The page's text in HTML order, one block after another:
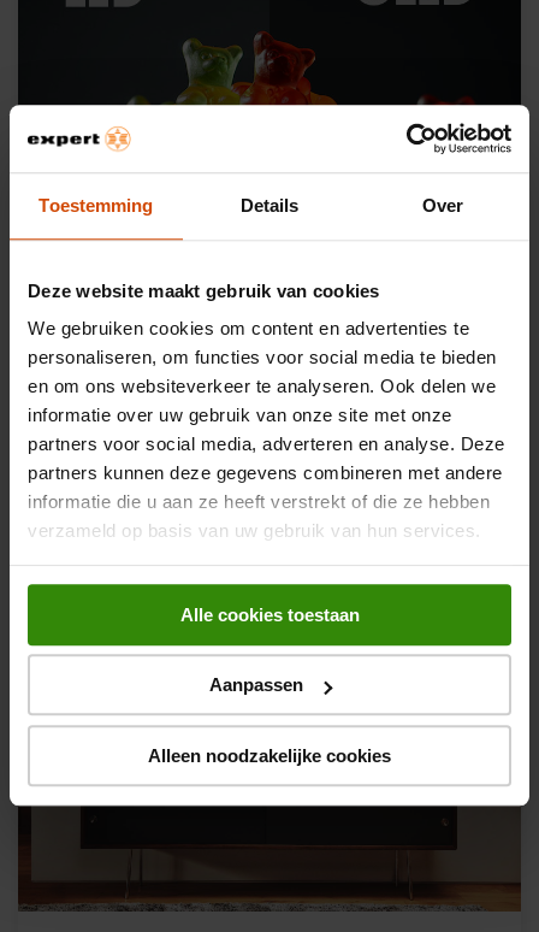
Toestemming Details Over
Deze website maakt gebruik van cookies
We gebruiken cookies om content en advertenties te
personaliseren, om functies voor social media te bieden
en om ons websiteverkeer te analyseren. Ook delen we
informatie over uw gebruik van onze site met onze
partners voor social media, adverteren en analyse. Deze
partners kunnen deze gegevens combineren met andere
informatie die u aan ze heeft verstrekt of die ze hebben
verzameld op basis van uw gebruik van hun services.
Alle cookies toestaan
Aanpassen
Alleen noodzakelijke cookies
Verschil in contrast
Meer contrast dan dat je gewend bent, met OLED leven
diep zwart en intens wit gewoon naast elkaar. Het
voegt diepte toe aan alle kleuren en onthult details, dit
betekent dat je gaat genieten van overweldigende